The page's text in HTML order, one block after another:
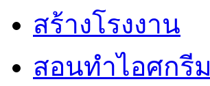
สร้างโรงงาน
สอนทำไอศกรีม